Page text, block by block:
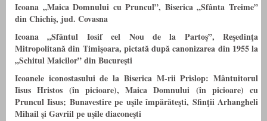
Icoana „Maica Domnului cu Pruncul”, Biserica „Sfânta Treime”
din Chichiş, jud. Covasna
Icoana „Sfântul Iosif cel Nou de la Partoş”, Reşedinţa
Mitropolitană din Timişoara, pictată după canonizarea din 1955 la
„Schitul Maicilor” din Bucureşti
Icoanele iconostasului de la Biserica M-rii Prislop: Mântuitorul
Iisus Hristos (în picioare), Maica Domnului (în picioare) cu
Pruncul Iisus; Bunavestire pe uşile împărăteşti, Sfinţii Arhangheli
Mihail şi Gavriil pe uşile diaconeşti